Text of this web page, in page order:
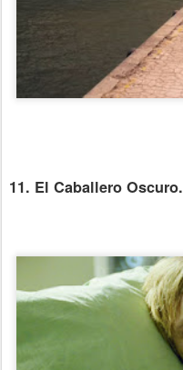
11. El Caballero Oscuro.